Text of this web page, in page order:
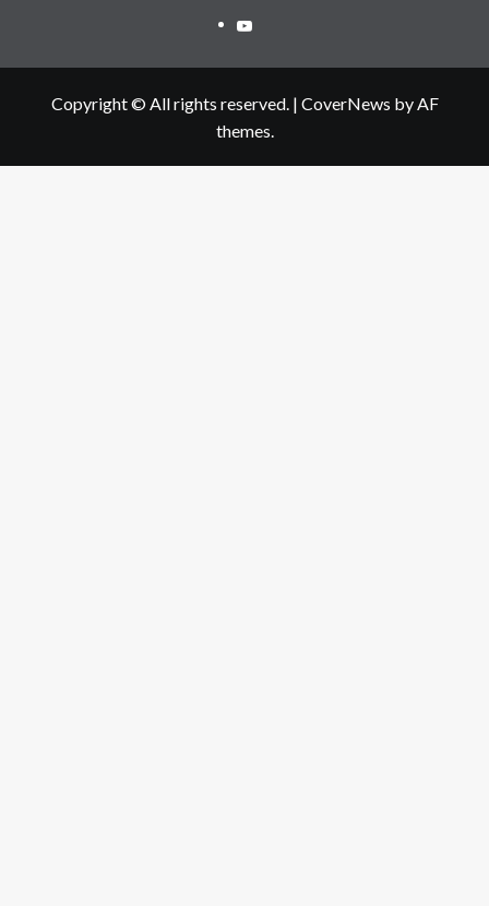
Youtube
Copyright © All rights reserved. | CoverNews by AF
themes.